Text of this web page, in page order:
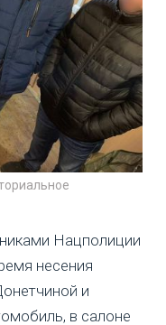
Нацполиции
несения
и
в салоне